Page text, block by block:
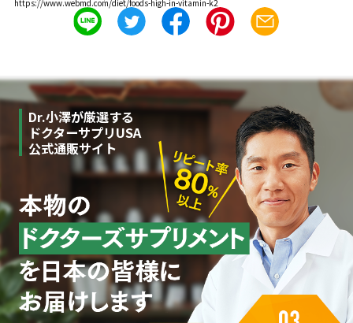
https://www.webmd.com/diet/foods-high-in-vitamin-k2
Dr.小澤が厳選する
ドクターサプリUSA
公式通販サイト